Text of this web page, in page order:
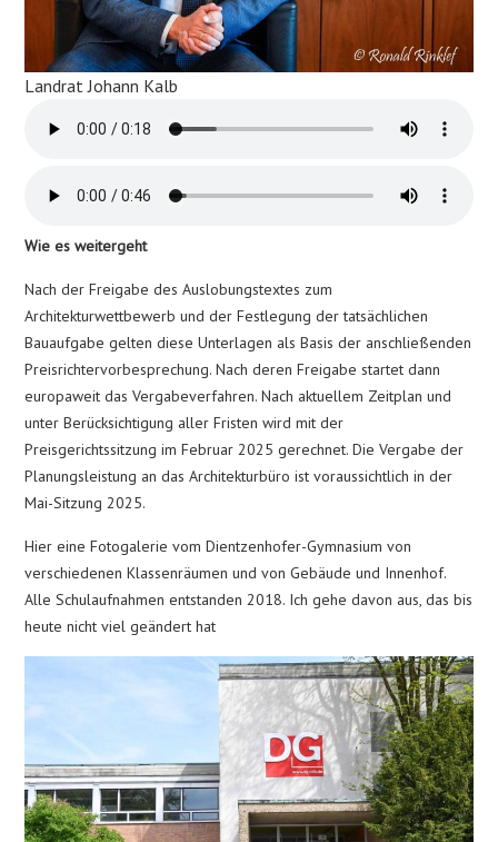
Landrat Johann Kalb
Wie es weitergeht
Nach der Freigabe des Auslobungstextes zum
Architekturwettbewerb und der Festlegung der tatsächlichen
Bauaufgabe gelten diese Unterlagen als Basis der anschließenden
Preisrichtervorbesprechung. Nach deren Freigabe startet dann
europaweit das Vergabeverfahren. Nach aktuellem Zeitplan und
unter Berücksichtigung aller Fristen wird mit der
Preisgerichtssitzung im Februar 2025 gerechnet. Die Vergabe der
Planungsleistung an das Architekturbüro ist voraussichtlich in der
Mai-Sitzung 2025.
Hier eine Fotogalerie vom Dientzenhofer-Gymnasium von
verschiedenen Klassenräumen und von Gebäude und Innenhof.
Alle Schulaufnahmen entstanden 2018. Ich gehe davon aus, das bis
heute nicht viel geändert hat